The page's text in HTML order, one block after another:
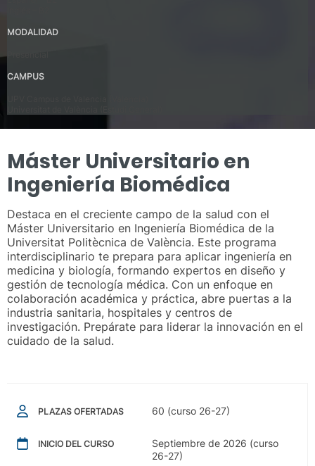
MODALIDAD
CAMPUS
Máster Universitario en
Ingeniería Biomédica
Destaca en el creciente campo de la salud con el
Máster Universitario en Ingeniería Biomédica de la
Universitat Politècnica de València. Este programa
interdisciplinario te prepara para aplicar ingeniería en
medicina y biología, formando expertos en diseño y
gestión de tecnología médica. Con un enfoque en
colaboración académica y práctica, abre puertas a la
industria sanitaria, hospitales y centros de
investigación. Prepárate para liderar la innovación en el
cuidado de la salud.
PLAZAS OFERTADAS 60 (curso 26-27)
INICIO DEL CURSO
Septiembre de 2026 (curso
26-27)